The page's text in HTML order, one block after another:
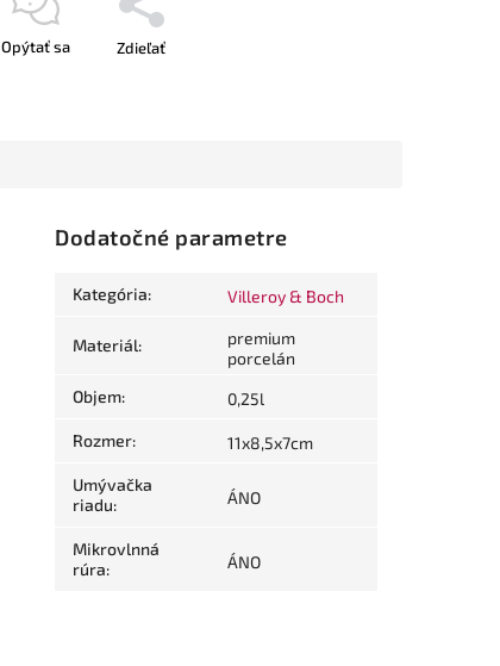
Opýtať sa Zdieľať
Dodatočné parametre
Kategória: Villeroy & Boch
Materiál:
premium
porcelán
Objem: 0,25l
Rozmer: 11x8,5x7cm
Umývačka
riadu: ÁNO
Mikrovlnná
rúra: ÁNO